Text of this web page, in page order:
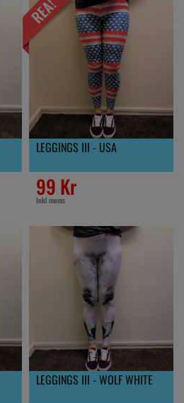
LEGGINGS III - USA
99 Kr
Inkl moms
LEGGINGS III - WOLF WHITE